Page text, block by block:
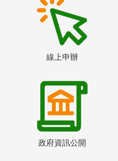
線上申辦
政府資訊公開